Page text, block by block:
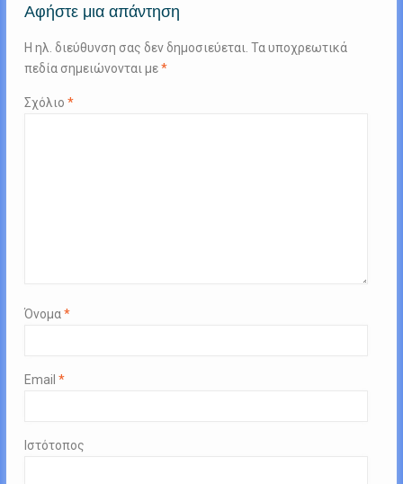
Αφήστε μια απάντηση
Η ηλ. διεύθυνση σας δεν δημοσιεύεται. Τα υποχρεωτικά
πεδία σημειώνονται με*
Σχόλιο *
Όνομα*
Email *
Ιστότοπος